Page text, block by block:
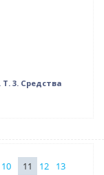
3. Средства
10 11 12
13